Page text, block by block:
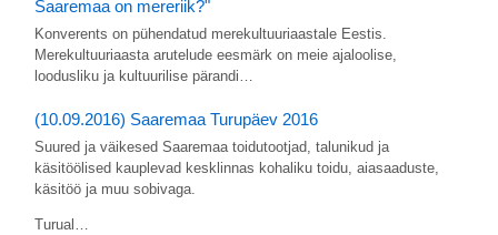
Saaremaa on mereriik?"
Konverents on pühendatud merekultuuriaastale Eestis.
Merekultuuriaasta arutelude eesmärk on meie ajaloolise,
loodusliku ja kultuurilise pärandi…
(10.09.2016) Saaremaa Turupäev 2016
Suured ja väikesed Saaremaa toidutootjad, talunikud ja
käsitöölised kauplevad kesklinnas kohaliku toidu, aiasaaduste,
käsitöö ja muu sobivaga.
Turual…